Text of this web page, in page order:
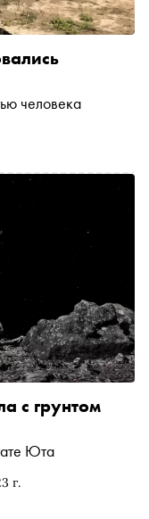
человека
г.
с грунтом
Юта